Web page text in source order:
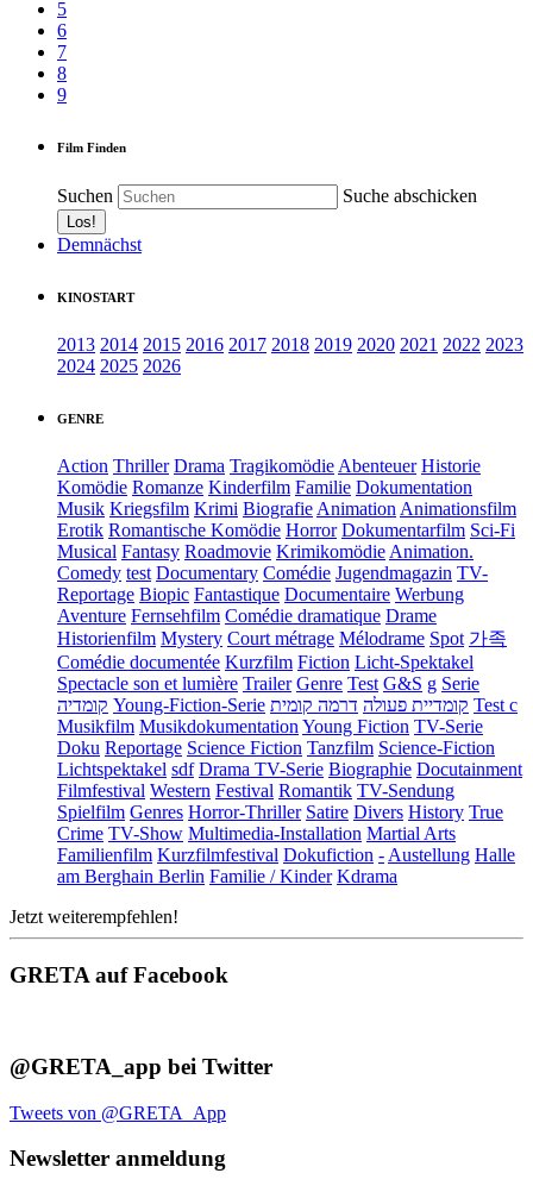
5
6
7
8
9
Film Finden
Suchen Suche abschicken
Demnächst
KINOSTART
2013 2014 2015 2016 2017 2018 2019 2020 2021 2022 2023
2024 2025 2026
GENRE
Action Thriller Drama Tragikomödie Abenteuer Historie
Komödie Romanze Kinderfilm Familie Dokumentation
Musik Kriegsfilm Krimi Biografie Animation Animationsfilm
Erotik Romantische Komödie Horror Dokumentarfilm Sci-Fi
Musical Fantasy Roadmovie Krimikomödie Animation.
Comedy test Documentary Comédie Jugendmagazin TV-
Reportage Biopic Fantastique Documentaire Werbung
Aventure Fernsehfilm Comédie dramatique Drame
Historienfilm Mystery Court métrage Mélodrame Spot 가족
Comédie documentée Kurzfilm Fiction Licht-Spektakel
Spectacle son et lumière Trailer Genre Test G&S g Serie
קומדיה Young-Fiction-Serie קומדיית פעולה דרמה קומית
Test c
Musikfilm Musikdokumentation Young Fiction TV-Serie
Doku Reportage Science Fiction Tanzfilm Science-Fiction
Lichtspektakel sdf Drama TV-Serie Biographie Docutainment
Filmfestival Western Festival Romantik TV-Sendung
Spielfilm Genres Horror-Thriller Satire Divers History True
Crime TV-Show Multimedia-Installation Martial Arts
Familienfilm Kurzfilmfestival Dokufiction - Austellung Halle
am Berghain Berlin Familie / Kinder Kdrama
Jetzt weiterempfehlen!
GRETA auf Facebook
@GRETA_app bei Twitter
Tweets von @GRETA_App
Newsletter anmeldung